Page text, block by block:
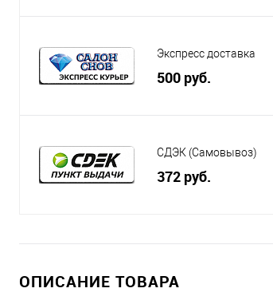
Экспресс доставка
500 руб.
СДЭК (Самовывоз)
372 руб.
ОПИСАНИЕ ТОВАРА